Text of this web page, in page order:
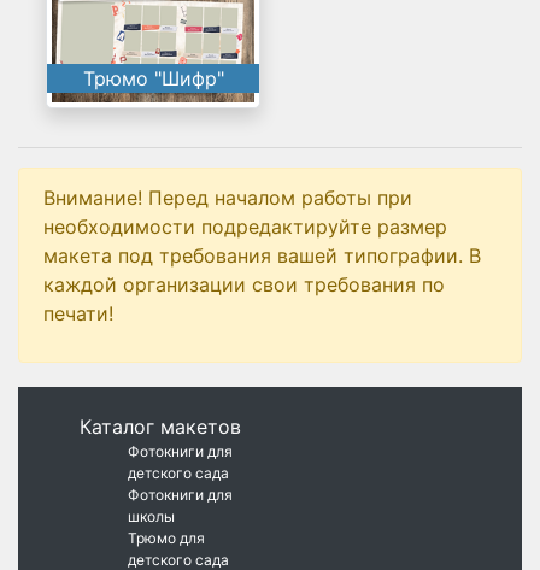
Трюмо "Шифр"
Внимание! Перед началом работы при
необходимости подредактируйте размер
макета под требования вашей типографии. В
каждой организации свои требования по
печати!
Каталог макетов
Фотокниги для
детского сада
Фотокниги для
школы
Трюмо для
детского сада